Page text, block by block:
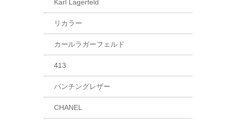
Karl Lagerfeld
リカラー
カールラガーフェルド
413
パンチングレザー
CHANEL